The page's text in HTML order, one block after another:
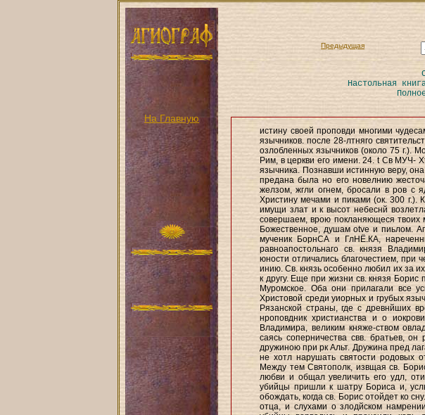
На Главную
Предыдущая
Настольная
истину своей проповди многими
язычников. после 28-лтняго
озлобленных язычников (около 75 г.).
Рим, в церкви его имени. 24. t Св МУЧ-
язычника. Познавши истинную веру,
предана была но его новелнию
желзом, жгли огнем, бросали в ров с
Христину мечами и пиками (ок. 300 г.).
имущи злат и к высот небеснй
совершаем, врою покланяющеся твоих
Божественное, душам otve и пиьлом.
мученик БорнСА и ГлНЁ.КА,
равноапостольнаго св. князя
юности отличались благочестием, при
инию. Св. князь особенно любил их за
к другу. Еще при жизни св. князя Борис
Муромское. Оба они прилагали все
Христовой среди уиорных и грубых
Рязанской страны, где с древнйших
нроповдник христианства и о
Владимира, великим княже-ством
саясь соперничества свв. братьев,
дружиною при рк Альт. Дружина пред
не хотл нарушать святости родовых
Между тем Святополк, извщая св.
любви и общал увеличить его удл,
убийцы пришли к шатру Бориса и,
обождать, когда св. Борис отойдет ко
отца, и слухами о злодйском